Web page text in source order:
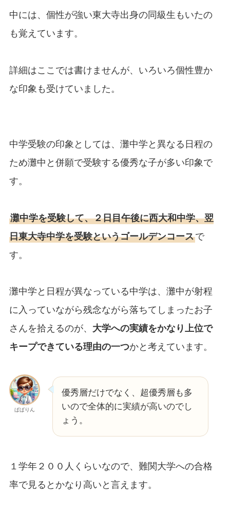
中には、個性が強い東大寺出身の同級生もいたの
も覚えています。
詳細はここでは書けませんが、いろいろ個性豊か
な印象も受けていました。
中学受験の印象としては、灘中学と異なる日程の
ため灘中と併願で受験する優秀な子が多い印象で
す。
灘中学を受験して、２日目午後に西大和中学、翌
日東大寺中学を受験というゴールデンコースで
す。
灘中学と日程が異なっている中学は、灘中が射程
に入っていながら残念ながら落ちてしまったお子
さんを拾えるのが、 大学への実績をかなり上位で
キープできている理由の一つかと考えています。
ぱぱりん
優秀層だけでなく、超優秀層も多
いので全体的に実績が高いのでし
ょう。
１学年２００人くらいなので、難関大学への合格
率で見るとかなり高いと言えます。